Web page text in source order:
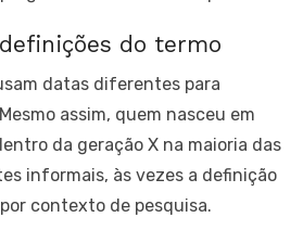
do termo
datas diferentes para
assim, quem nasceu em
da geração X na maioria das
informais, às vezes a definição
contexto de pesquisa.